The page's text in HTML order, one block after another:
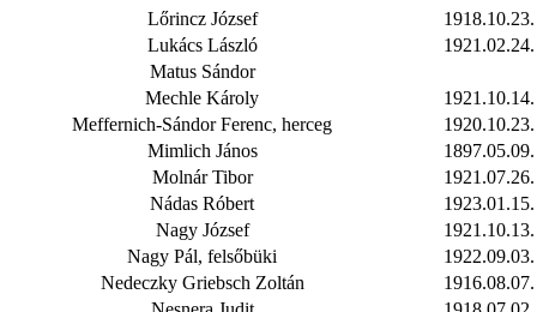
Lőrincz József
1918.10.23.
Lukács László
1921.02.24.
Matus Sándor
Mechle Károly
1921.10.14.
Meffernich-Sándor Ferenc, herceg
1920.10.23.
Mimlich János
1897.05.09.
Molnár Tibor
1921.07.26.
Nádas Róbert
1923.01.15.
Nagy József
1921.10.13.
Nagy Pál, felsőbüki
1922.09.03.
Nedeczky Griebsch Zoltán
1916.08.07.